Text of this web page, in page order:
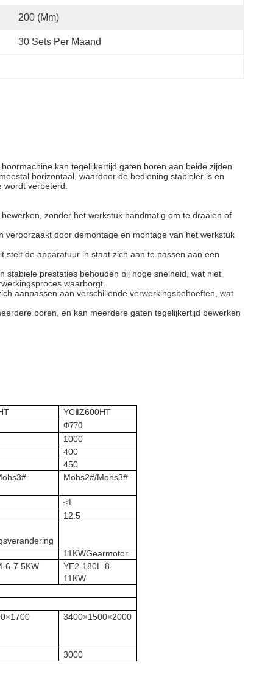
200 (mm)
30 Sets Per Maand
kan tegelijkertijd gaten boren aan beide zijden
horizontaal, waardoor de bediening stabieler is en
verbeterd.
zonder het werkstuk handmatig om te draaien of
door demontage en montage van het werkstuk
stelt de apparatuur in staat zich aan te passen aan een
stabiele prestaties behouden bij hoge snelheid, wat niet
waarborgt.
aanpassen aan verschillende verwerkingsbehoeften, wat
boren, en kan meerdere gaten tegelijkertijd bewerken
YC ⅡZ600HT
Φ770
1000
400
450
Mohs2#/Mohs3#
≤1
12.5
11KWGearmotor
6-7.5KW
YE2-180L-8-
11KW
×1700 3400×1500×2000
3000